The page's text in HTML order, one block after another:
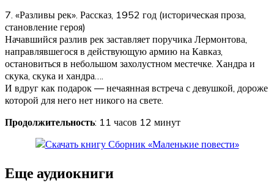
7. «Разливы рек». Рассказ, 1952 год (историческая проза,
становление героя)
Начавшийся разлив рек заставляет поручика Лермонтова,
направлявшегося в действующую армию на Кавказ,
остановиться в небольшом захолустном местечке. Хандра и
скука, скука и хандра….
И вдруг как подарок — нечаянная встреча с девушкой, дороже
которой для него нет никого на свете.
Продолжительность: 11 часов 12 минут
Еще аудиокниги